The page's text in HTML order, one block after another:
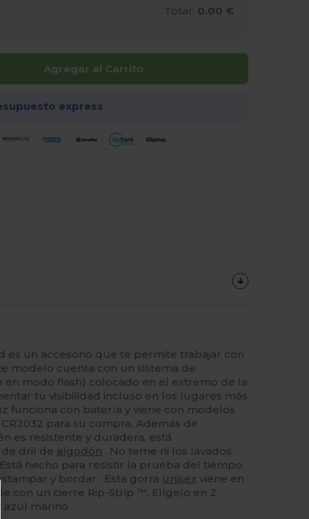
Total: 0.00 €
Agregar al Carrito
express
es un accesorio que te permite trabajar con
modelo cuenta con un sistema de
en modo flash) colocado en el extremo de la
tu visibilidad incluso en los lugares más
funciona con batería y viene con modelos
para su compra. Además de
es resistente y duradera, está
dril de algodón . No teme ni los lavados
hecho para resistir la prueba del tiempo.
y bordar . Esta gorra unisex viene en
con un cierre Rip-Strip ™. Elígelo en 2
azul marino .